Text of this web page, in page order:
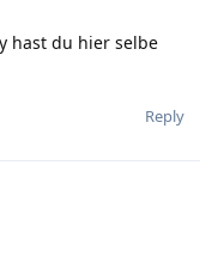
hast du hier selbe
Reply